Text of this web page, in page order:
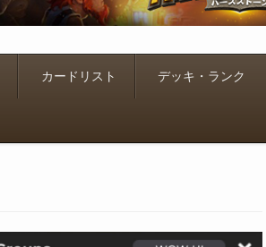
カードリスト デッキ・ランク